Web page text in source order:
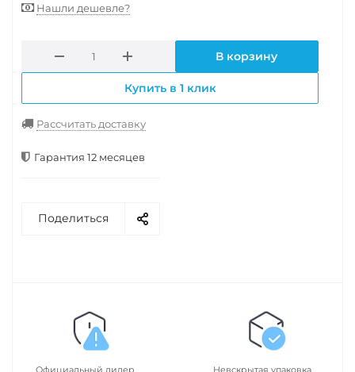
Нашли дешевле?
В корзину
Купить в 1 клик
Рассчитать доставку
Гарантия 12 месяцев
Поделиться
Официальный дилер Невскрытая упаковка